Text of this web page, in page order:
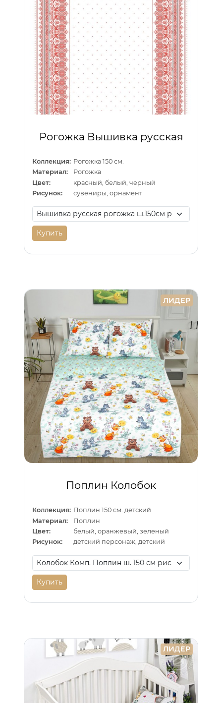
Рогожка Вышивка русская
Коллекция: Рогожка 150 см.
Материал:
Рогожка
Цвет:
красный, белый, черный
Рисунок:
сувениры, орнамент
Купить
ЛИДЕР
Поплин Колобок
Коллекция: Поплин 150 см. детский
Материал:
Поплин
Цвет:
белый, оранжевый, зеленый
Рисунок:
детский персонаж, детский
Купить
ЛИДЕР